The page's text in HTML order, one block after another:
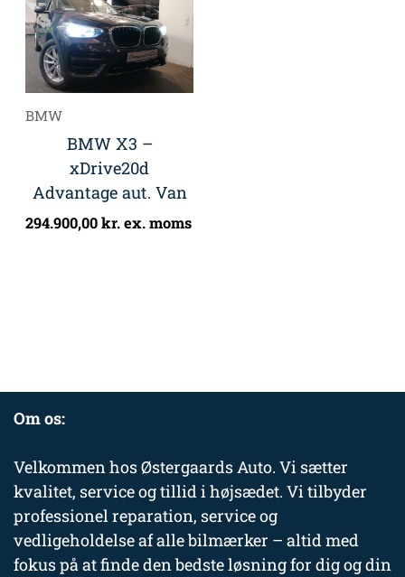
BMW
BMW X3 –
xDrive20d
Advantage aut. Van
294.900,00kr.ex. moms
Om os:
Velkommen hos Østergaards Auto. Vi sætter
kvalitet, service og tillid i højsædet. Vi tilbyder
professionel reparation, service og
vedligeholdelse af alle bilmærker – altid med
fokus på at finde den bedste løsning for dig og din